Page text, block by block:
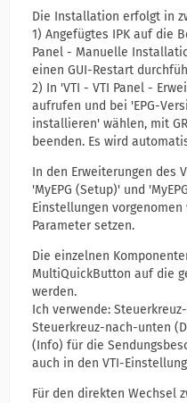
Die Installation erfolgt in
1) Angefügtes IPK auf die
Panel - Manuelle
einen GUI-Restart
2) In 'VTI - VTI Panel -
aufrufen und bei 'EPG-
installieren' wählen, mit
beenden. Es wird
In den Erweiterungen des
'MyEPG (Setup)' und
Einstellungen
Parameter setzen.
Die einzelnen
MultiQuickButton auf die
werden.
Ich verwende:
Steuerkreuz-nach-unten
(Info) für die
auch in den VTI-
Für den direkten Wechsel